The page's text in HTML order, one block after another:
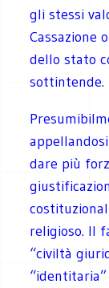
gli stessi
Cassazione
dello stato
sottintende.
dare più
religioso. Il
“civiltà